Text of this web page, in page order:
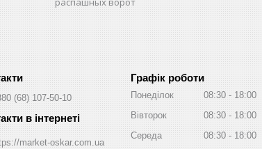
(68) 107-50-10
market-oskar.com.ua
Графік роботи
Понеділок 08:30
18:00
Вівторок
08:30
18:00
Середа
08:30
18:00